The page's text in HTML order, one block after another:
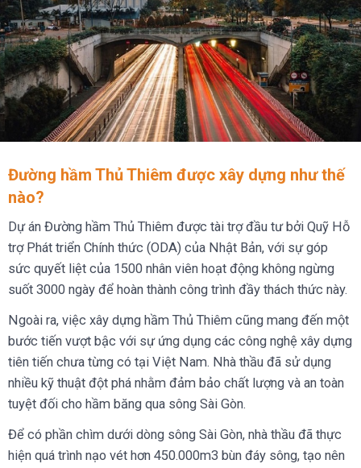
Đường hầm Thủ Thiêm được xây dựng như thế
nào?
Dự án Đường hầm Thủ Thiêm được tài trợ đầu tư bởi Quỹ Hỗ
trợ Phát triển Chính thức (ODA) của Nhật Bản, với sự góp
sức quyết liệt của 1500 nhân viên hoạt động không ngừng
suốt 3000 ngày để hoàn thành công trình đầy thách thức này.
Ngoài ra, việc xây dựng hầm Thủ Thiêm cũng mang đến một
bước tiến vượt bậc với sự ứng dụng các công nghệ xây dựng
tiên tiến chưa từng có tại Việt Nam. Nhà thầu đã sử dụng
nhiều kỹ thuật đột phá nhằm đảm bảo chất lượng và an toàn
tuyệt đối cho hầm băng qua sông Sài Gòn.
Để có phần chìm dưới dòng sông Sài Gòn, nhà thầu đã thực
hiện quá trình nạo vét hơn 450.000m3 bùn đáy sông, tạo nên